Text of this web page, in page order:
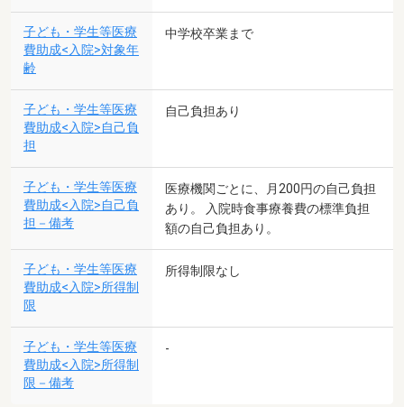
子ども・学生等医療
費助成<入院>対象年
齢
中学校卒業まで
子ども・学生等医療
費助成<入院>自己負
担
自己負担あり
子ども・学生等医療
費助成<入院>自己負
担－備考
医療機関ごとに、月200円の自己負担
あり。 入院時食事療養費の標準負担
額の自己負担あり。
子ども・学生等医療
費助成<入院>所得制
限
所得制限なし
子ども・学生等医療
費助成<入院>所得制
限－備考
-